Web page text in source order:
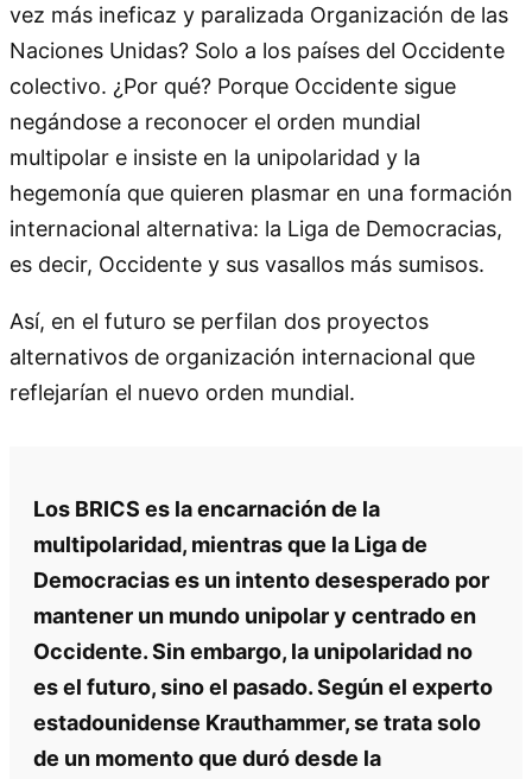
vez más ineficaz y paralizada Organización de las
Naciones Unidas? Solo a los países del Occidente
colectivo. ¿Por qué? Porque Occidente sigue
negándose a reconocer el orden mundial
multipolar e insiste en la unipolaridad y la
hegemonía que quieren plasmar en una formación
internacional alternativa: la Liga de Democracias,
es decir, Occidente y sus vasallos más sumisos.
Así, en el futuro se perfilan dos proyectos
alternativos de organización internacional que
reflejarían el nuevo orden mundial.
Los BRICS es la encarnación de la
multipolaridad, mientras que la Liga de
Democracias es un intento desesperado por
mantener un mundo unipolar y centrado en
Occidente. Sin embargo, la unipolaridad no
es el futuro, sino el pasado. Según el experto
estadounidense Krauthammer, se trata solo
de un momento que duró desde la